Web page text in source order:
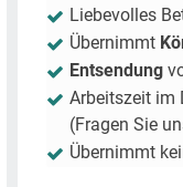
Liebevolles
Übernimmt
Entsendung
Arbeitszeit im
(Fragen Sie
Übernimmt